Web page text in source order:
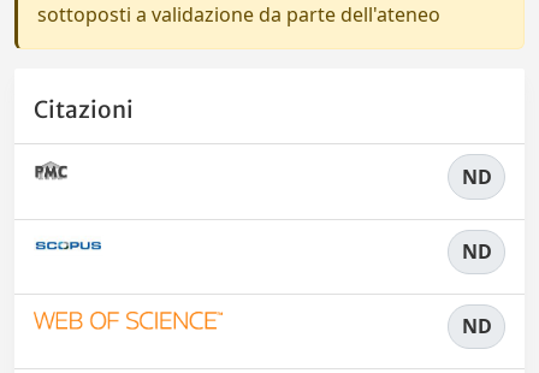
sottoposti a validazione da parte dell'ateneo
Citazioni
ND
ND
ND